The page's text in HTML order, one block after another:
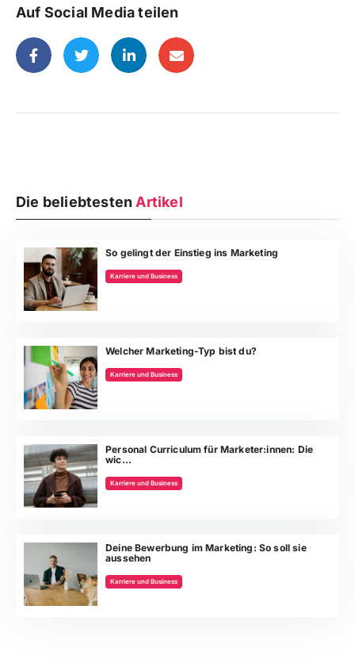
Auf Social Media teilen
Die beliebtesten Artikel
So gelingt der Einstieg ins Marketing
Karriere und Business
Welcher Marketing-Typ bist du?
Karriere und Business
Personal Curriculum für Marketer:innen: Die
wic...
Karriere und Business
Deine Bewerbung im Marketing: So soll sie
aussehen
Karriere und Business